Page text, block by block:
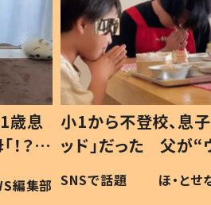
歳息
？」
編集部
小1から不登校、息
ッド」だった 父が“
作り続ける理由と
#令和の子
SNSで話題 ほ・と